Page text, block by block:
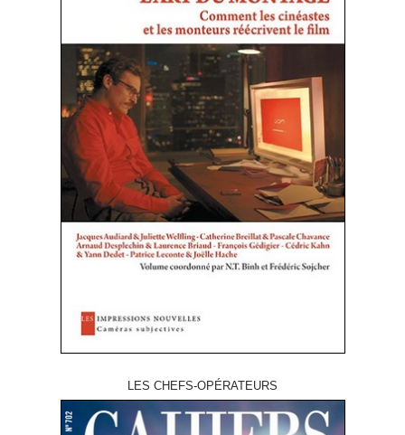
LES CHEFS-OPÉRATEURS